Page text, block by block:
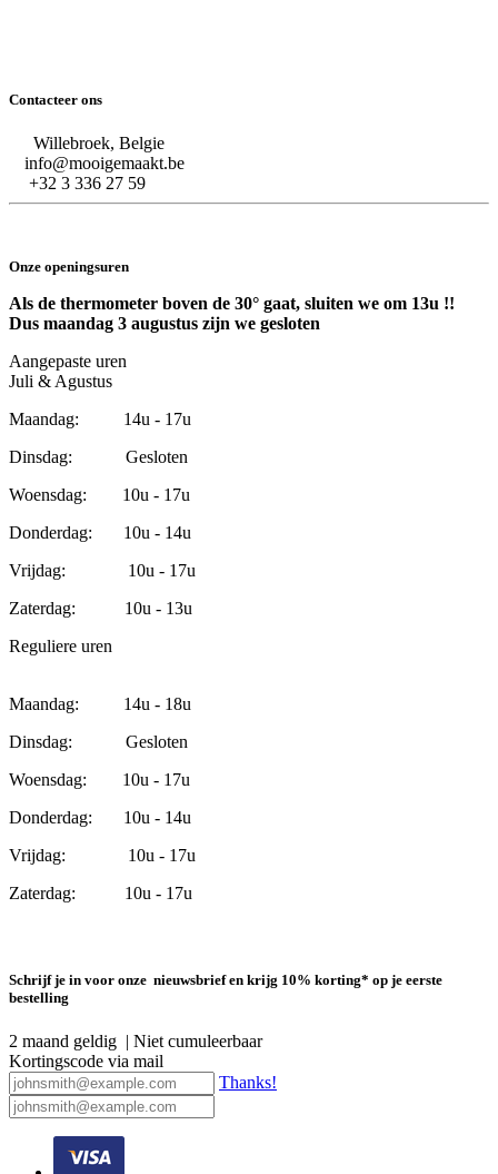
Contacteer ons
Willebroek, Belgie
info@mooigemaakt.be
+32 3 336 27 59
Onze openingsuren
Als de thermometer boven de 30° gaat, sluiten we om 13u !!
Dus maandag 3 augustus zijn we gesloten
Aangepaste uren
Juli & Agustus
Maandag: 14u - 17u
Dinsdag: Gesloten
Woensdag: 10u - 17u
Donderdag: 10u - 14u
Vrijdag: 10u - 17u
Zaterdag: 10u - 13u
Reguliere uren
Maandag: 14u - 18u
Dinsdag: Gesloten
Woensdag: 10u - 17u
Donderdag: 10u - 14u
Vrijdag: 10u - 17u
Zaterdag: 10u - 17u
Schrijf je in voor onze nieuwsbrief en krijg 10% korting* op je eerste
bestelling
2 maand geldig | Niet cumuleerbaar
Kortingscode via mail
Thanks!